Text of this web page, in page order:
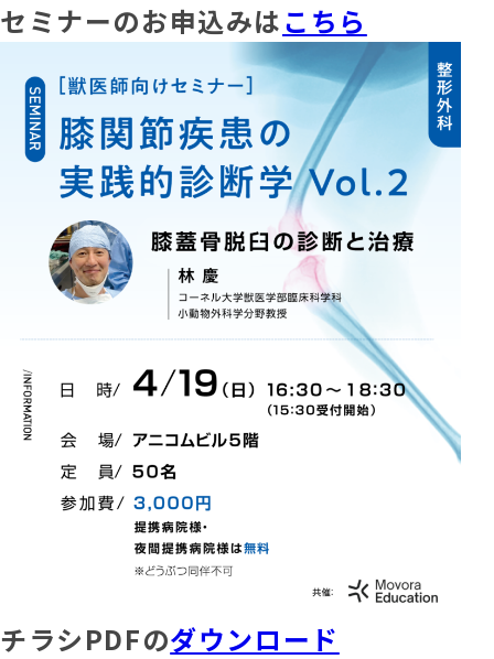
セミナーのお申込みはこちら
チラシPDFのダウンロード